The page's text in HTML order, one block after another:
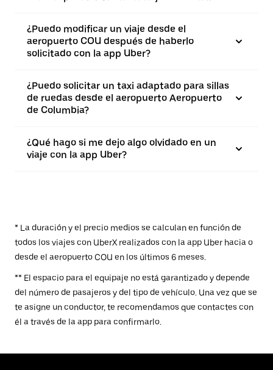
¿Puedo modificar un viaje desde el
aeropuerto COU después de haberlo
solicitado con la app Uber?
¿Puedo solicitar un taxi adaptado para sillas
de ruedas desde el aeropuerto Aeropuerto
de Columbia?
¿Qué hago si me dejo algo olvidado en un
viaje con la app Uber?
* La duración y el precio medios se calculan en función de
todos los viajes con UberX realizados con la app Uber hacia o
desde el aeropuerto COU en los últimos 6 meses.
** El espacio para el equipaje no está garantizado y depende
del número de pasajeros y del tipo de vehículo. Una vez que se
te asigne un conductor, te recomendamos que contactes con
él a través de la app para confirmarlo.